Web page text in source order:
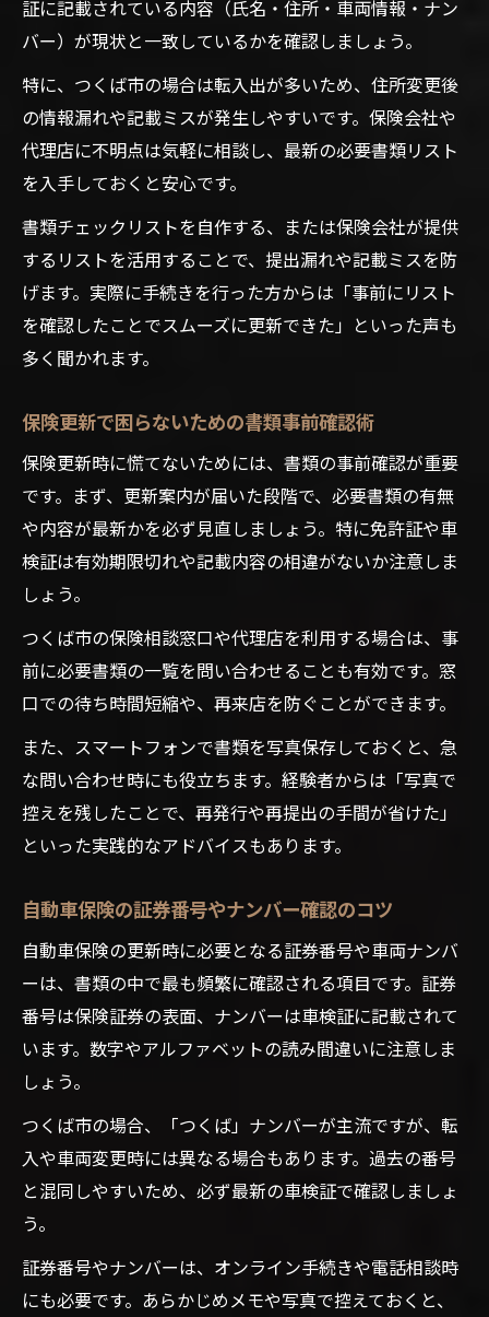
証に記載されている内容（氏名・住所・車両情報・ナン
バー）が現状と一致しているかを確認しましょう。
特に、つくば市の場合は転入出が多いため、住所変更後
の情報漏れや記載ミスが発生しやすいです。保険会社や
代理店に不明点は気軽に相談し、最新の必要書類リスト
を入手しておくと安心です。
書類チェックリストを自作する、または保険会社が提供
するリストを活用することで、提出漏れや記載ミスを防
げます。実際に手続きを行った方からは「事前にリスト
を確認したことでスムーズに更新できた」といった声も
多く聞かれます。
保険更新で困らないための書類事前確認術
保険更新時に慌てないためには、書類の事前確認が重要
です。まず、更新案内が届いた段階で、必要書類の有無
や内容が最新かを必ず見直しましょう。特に免許証や車
検証は有効期限切れや記載内容の相違がないか注意しま
しょう。
つくば市の保険相談窓口や代理店を利用する場合は、事
前に必要書類の一覧を問い合わせることも有効です。窓
口での待ち時間短縮や、再来店を防ぐことができます。
また、スマートフォンで書類を写真保存しておくと、急
な問い合わせ時にも役立ちます。経験者からは「写真で
控えを残したことで、再発行や再提出の手間が省けた」
といった実践的なアドバイスもあります。
自動車保険の証券番号やナンバー確認のコツ
自動車保険の更新時に必要となる証券番号や車両ナンバ
ーは、書類の中で最も頻繁に確認される項目です。証券
番号は保険証券の表面、ナンバーは車検証に記載されて
います。数字やアルファベットの読み間違いに注意しま
しょう。
つくば市の場合、「つくば」ナンバーが主流ですが、転
入や車両変更時には異なる場合もあります。過去の番号
と混同しやすいため、必ず最新の車検証で確認しましょ
う。
証券番号やナンバーは、オンライン手続きや電話相談時
にも必要です。あらかじめメモや写真で控えておくと、